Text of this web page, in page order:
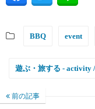
BBQ event
遊ぶ・旅する - activity
前の記事